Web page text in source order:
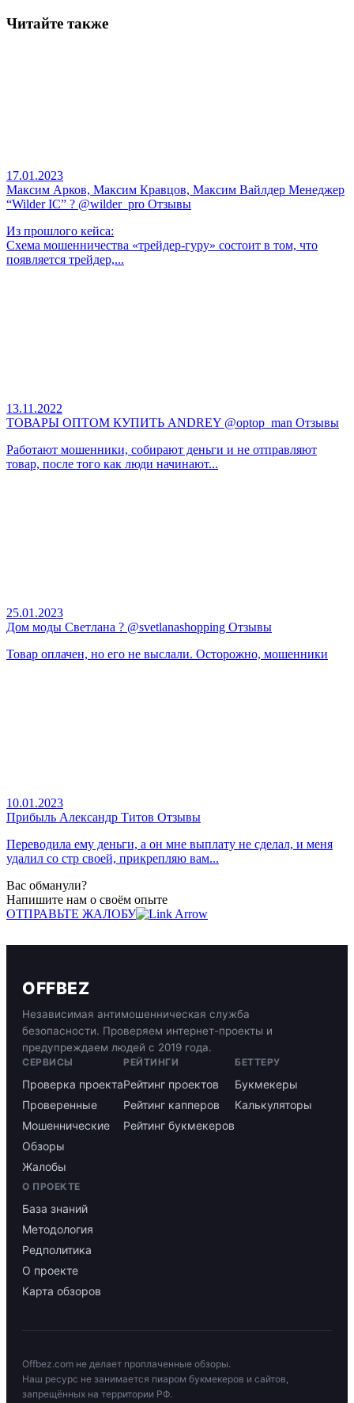
Читайте также
17.01.2023
Максим Арков, Максим Кравцов, Максим Вайлдер Менеджер
“Wilder IC” ? @wilder_pro Отзывы
Из прошлого кейса:
Схема мошенничества «трейдер-гуру» состоит в том, что
появляется трейдер,...
13.11.2022
ТОВАРЫ ОПТОМ КУПИТЬ ANDREY @optop_man Отзывы
Работают мошенники, собирают деньги и не отправляют
товар, после того как люди начинают...
25.01.2023
Дом моды Светлана ? @svetlanashopping Отзывы
Товар оплачен, но его не выслали. Осторожно, мошенники
10.01.2023
Прибыль Александр Титов Отзывы
Переводила ему деньги, а он мне выплату не сделал, и меня
удалил со стр своей, прикрепляю вам...
Вас обманули?
Напишите нам о своём опыте
ОТПРАВЬТЕ ЖАЛОБУ
OFFBEZ
Независимая антимошенническая служба
безопасности. Проверяем интернет-проекты и
предупреждаем людей с 2019 года.
СЕРВИСЫ
Проверка проекта
Проверенные
Мошеннические
Обзоры
Жалобы
РЕЙТИНГИ
Рейтинг проектов
Рейтинг капперов
Рейтинг букмекеров
БЕТТЕРУ
Букмекеры
Калькуляторы
О ПРОЕКТЕ
База знаний
Методология
Редполитика
О проекте
Карта обзоров
Offbez.com не делает проплаченные обзоры.
Наш ресурс не занимается пиаром букмекеров и сайтов,
запрещённых на территории РФ.